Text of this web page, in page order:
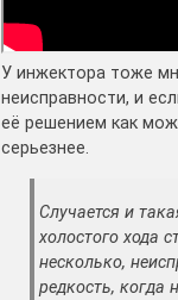
У инжектора тоже
неисправности, и
её решением как
серьезнее.
Случается и
холостого хода
несколько,
редкость, когда